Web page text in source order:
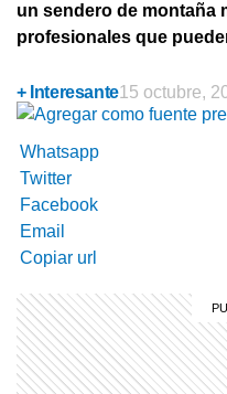
un sendero de montaña
profesionales que
+ Interesante15 octubre,
Whatsapp
Twitter
Facebook
Email
Copiar url